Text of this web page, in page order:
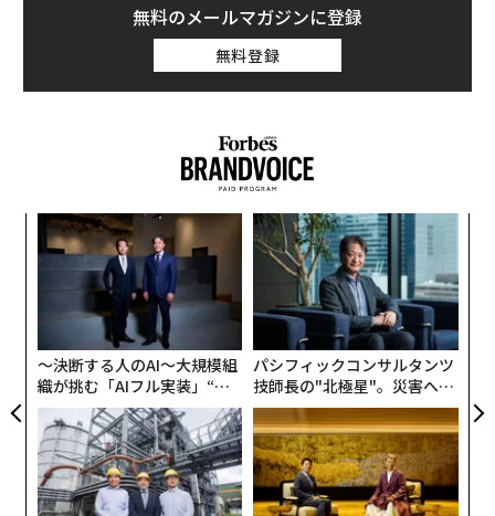
無料のメールマガジンに登録
無料登録
〜決断する人のAI〜大規模組
織が挑む「AIフル実装」“使
う”企業から“動く”企業へ【N
TTドコモビジネス×PwC】
パシフィックコンサルタンツ
技師長の"北極星"。災害への
無力感を乗り越え見つけた、
防災一筋20年の答え